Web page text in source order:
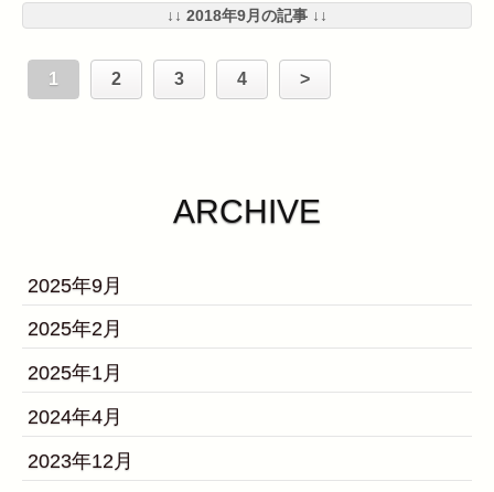
↓↓ 2018年9月の記事 ↓↓
1 2 3 4 >
ARCHIVE
2025年9月
2025年2月
2025年1月
2024年4月
2023年12月